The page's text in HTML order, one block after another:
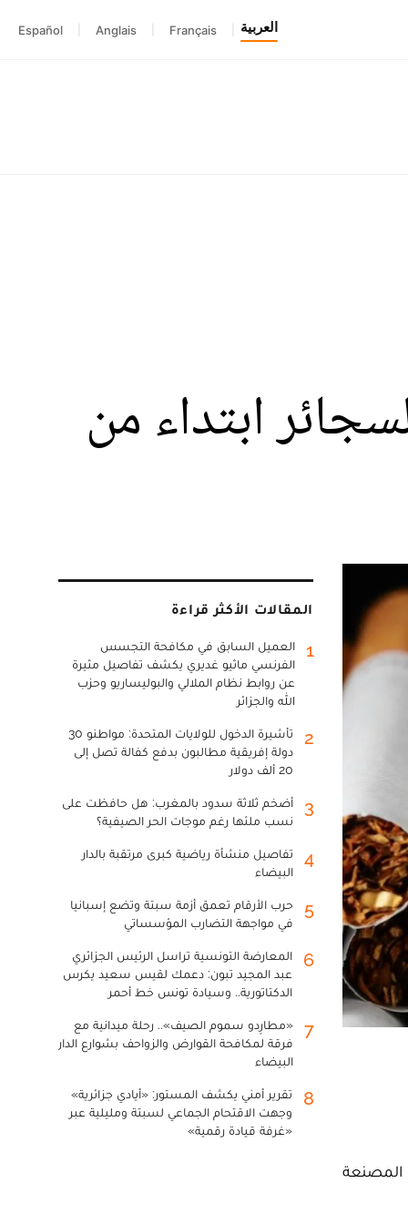
العربية Français
Anglais
Español
ابتداء من
ماركات التبغ المصنعة
المقالات الأكثر قراءة
1
العميل السابق في مكافحة التجسس
الفرنسي ماثيو غديري يكشف تفاصيل مثيرة
عن روابط نظام الملالي والبوليساريو وحزب
الله والجزائر
2
تأشيرة الدخول للولايات المتحدة: مواطنو 30
دولة إفريقية مطالبون بدفع كفالة تصل إلى
20 ألف دولار
3
أضخم ثلاثة سدود بالمغرب: هل حافظت على
نسب ملئها رغم موجات الحر الصيفية؟
4
تفاصيل منشأة رياضية كبرى مرتقبة بالدار
البيضاء
5
حرب الأرقام تعمق أزمة سبتة وتضع إسبانيا
في مواجهة التضارب المؤسساتي
6
المعارضة التونسية تراسل الرئيس الجزائري
عبد المجيد تبون: دعمك لقيس سعيد يكرس
الدكتاتورية.. وسيادة تونس خط أحمر
7
«مطارِدو سموم الصيف».. رحلة ميدانية مع
فرقة لمكافحة القوارض والزواحف بشوارع الدار
البيضاء
8
تقرير أمني يكشف المستور: «أيادي جزائرية»
وجهت الاقتحام الجماعي لسبتة ومليلية عبر
«غرفة قيادة رقمية»